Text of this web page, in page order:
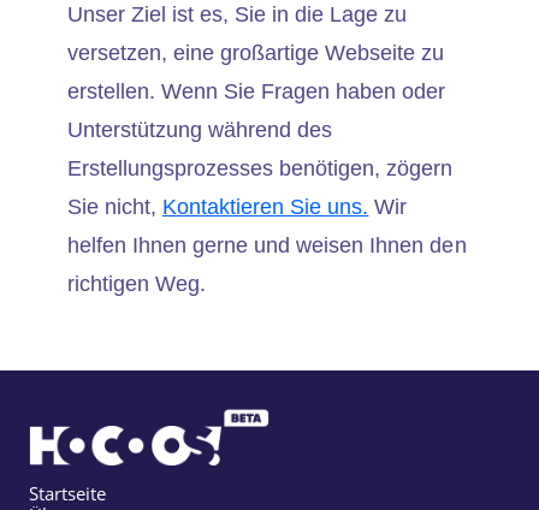
Unser Ziel ist es, Sie in die Lage zu
versetzen, eine großartige Webseite zu
erstellen. Wenn Sie Fragen haben oder
Unterstützung während des
Erstellungsprozesses benötigen, zögern
Sie nicht, Kontaktieren Sie uns. Wir
helfen Ihnen gerne und weisen Ihnen den
richtigen Weg.
Startseite